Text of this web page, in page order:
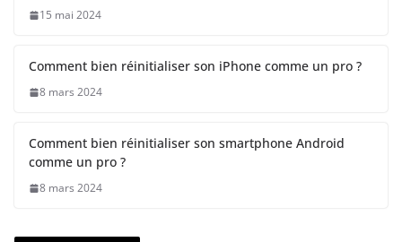
15 mai 2024
Comment bien réinitialiser son iPhone comme un pro ?
8 mars 2024
Comment bien réinitialiser son smartphone Android
comme un pro ?
8 mars 2024